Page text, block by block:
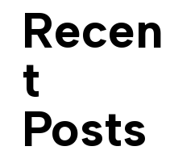
Recen
t
Posts